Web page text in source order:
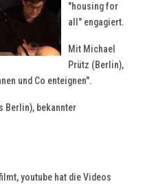
"housing for
all" engagiert.
Mit Michael
Prütz (Berlin),
und Co enteignen".
Berlin), bekannter
youtube hat die Videos